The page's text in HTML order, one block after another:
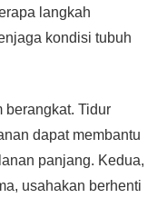
langkah
kondisi tubuh
berangkat. Tidur
dapat membantu
panjang. Kedua,
usahakan berhenti